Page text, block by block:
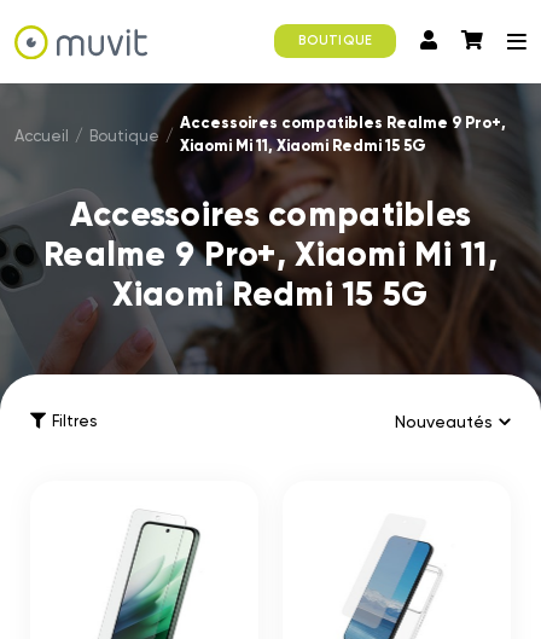
BOUTIQUE
Accueil / Boutique /
Accessoires compatibles Realme 9 Pro+,
Xiaomi Mi 11, Xiaomi Redmi 15 5G
Accessoires compatibles
Realme 9 Pro+, Xiaomi Mi 11,
Xiaomi Redmi 15 5G
Filtres